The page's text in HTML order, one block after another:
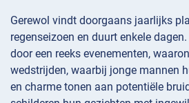
Gerewol vindt doorgaans jaarlijks
regenseizoen en duurt enkele
door een reeks evenementen,
wedstrijden, waarbij jonge mannen
en charme tonen aan potentiële